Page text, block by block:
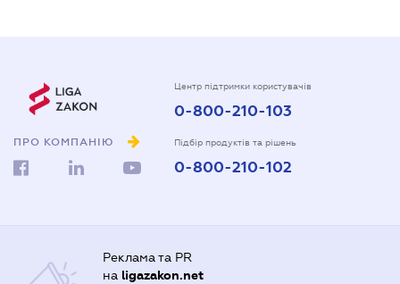
ПРО КОМПАНІЮ
Центр підтримки користувачів
0-800-210-103
Підбір продуктів та рішень
0-800-210-102
Реклама та PR
на ligazakon.net